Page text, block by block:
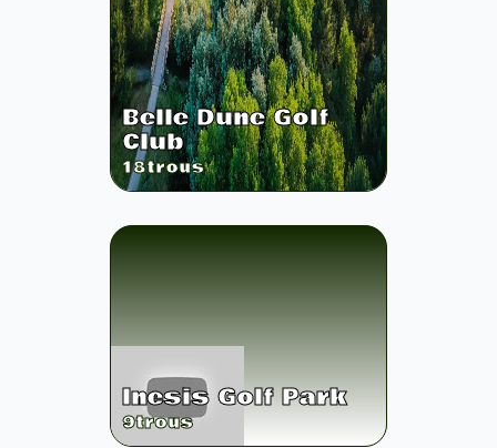
Belle Dune Golf
Club
18trous
Inesis Golf Park
9trous